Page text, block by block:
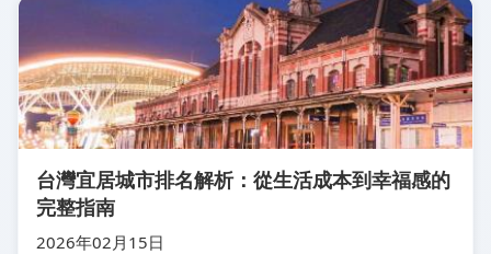
台灣宜居城市排名解析：從生活成本到幸福感的
完整指南
2026年02月15日